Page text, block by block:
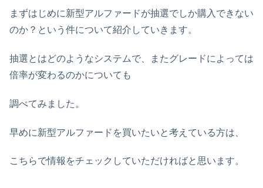
まずはじめに新型アルファードが抽選でしか購入できない
のか？という件について紹介していきます。
抽選とはどのようなシステムで、またグレードによっては
倍率が変わるのかについても
調べてみました。
早めに新型アルファードを買いたいと考えている方は、
こちらで情報をチェックしていただければと思います。